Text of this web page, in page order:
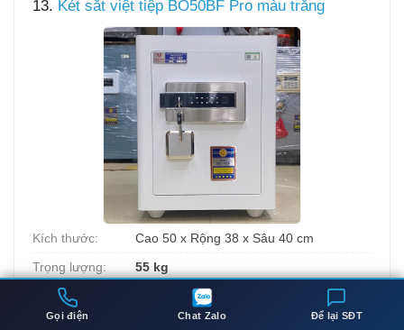
Gọi điện Chat Zalo Để lại SĐT
13. Két sắt việt tiệp BO50BF Pro màu trắng
Kích thước:
Cao 50 x Rộng 38 x Sâu 40 cm
Trọng lượng:
55 kg
Cấu tạo:
Thép nguyên khối chống cháy, sơn 3 lớp
tĩnh điện